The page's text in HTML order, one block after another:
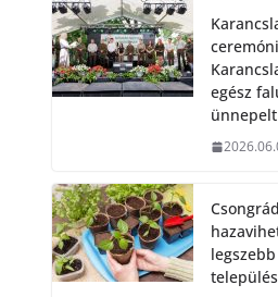
egész